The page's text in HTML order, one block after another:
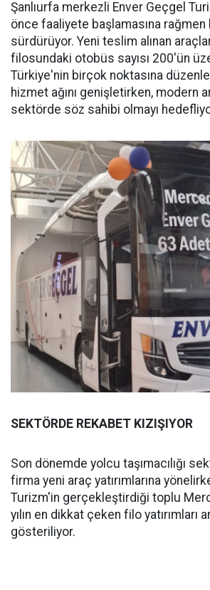
Şanlıurfa merkezli Enver Geçgel
önce faaliyete başlamasına
sürdürüyor. Yeni teslim alınan
filosundaki otobüs sayısı 200'ün
Türkiye'nin birçok noktasına
hizmet ağını genişletirken, modern
sektörde söz sahibi olmayı
SEKTÖRDE REKABET KIZIŞIYOR
Son dönemde yolcu taşımacılığı
firma yeni araç yatırımlarına
Turizm'in gerçekleştirdiği toplu
yılın en dikkat çeken filo yatırımları
gösteriliyor.